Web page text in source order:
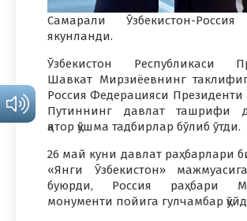
Самарали Ўзбекистон-
якунланди.
Ўзбекистон Республикаси
Шавкат Мирзиёевнинг
Россия Федерацияси
Путиннинг давлат ташрифи
қатор қўшма тадбирлар бўлиб ўтди.
26 май куни давлат раҳбарлари
«Янги Ўзбекистон»
буюрди, Россия раҳбари
монументи пойига гулчамбар